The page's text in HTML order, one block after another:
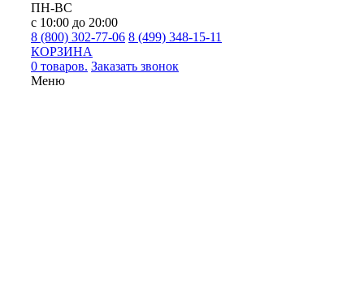
ПН-ВС
с 10:00 до 20:00
8 (800) 302-77-06 8 (499) 348-15-11
КОРЗИНА
0 товаров. Заказать звонок
Меню